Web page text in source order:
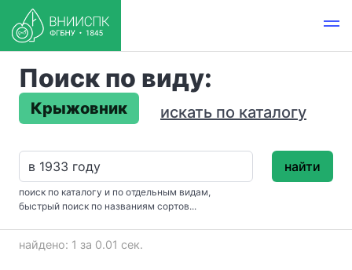
Поиск по виду:
Крыжовник искать по каталогу
поиск по каталогу и по отдельным видам,
быстрый поиск по названиям сортов...
найти
найдено: 1 за 0.01 сек.